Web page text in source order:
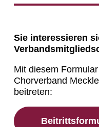
Sie interessieren
Mit diesem
Chorverband
beitreten: